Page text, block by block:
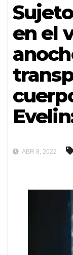
en el
ABR 8, 2022